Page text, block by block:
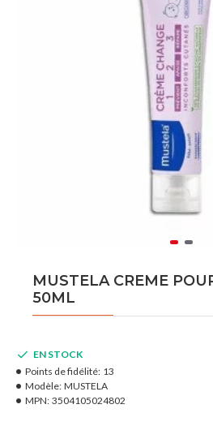
MUSTELA CREME
50ML
EN STOCK
Points de fidélité: 13
Modèle: MUSTELA
MPN: 3504105024802